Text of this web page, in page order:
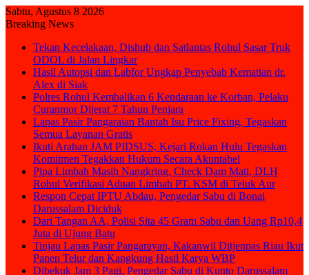
Sabtu, Agustus 8 2026
Breaking News
Tekan Kecelakaan, Dishub dan Satlantas Rohul Sasar Truk
ODOL di Jalan Lingkar
Hasil Autopsi dan Labfor Ungkap Penyebab Kematian dr.
Alex di Siak
Polres Rohul Kembalikan 6 Kendaraan ke Korban, Pelaku
Curanmor Dijerat 7 Tahun Penjara
Lapas Pasir Pangaraian Bantah Isu Price Fixing, Tegaskan
Semua Layanan Gratis
Ikuti Arahan JAM PIDSUS, Kejari Rokan Hulu Tegaskan
Komitmen Tegakkan Hukum Secara Akuntabel
Pipa Limbah Masih Nangkring, Check Dam Mati, DLH
Rohul Verifikasi Aduan Limbah PT. KSM di Teluk Aur
Respon Cepat IPTU Abdau, Pengedar Sabu di Bonai
Darussalam Diciduk
Dari Tangan AA, Polisi Sita 45 Gram Sabu dan Uang Rp10,4
Juta di Ujung Batu
Tinjau Lapas Pasir Pangarayan, Kakanwil Ditjenpas Riau Ikut
Panen Telur dan Kangkung Hasil Karya WBP
Dibekuk Jam 3 Pagi, Pengedar Sabu di Kunto Darussalam